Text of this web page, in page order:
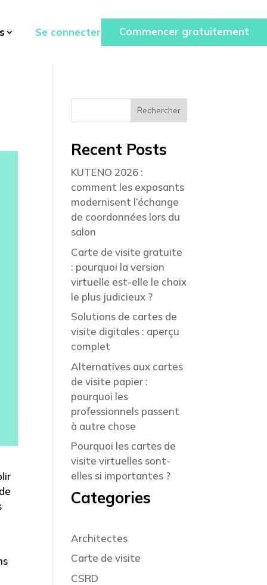
Se connecter Commencer gratuitement
Rechercher
Recent Posts
KUTENO 2026 :
comment les exposants
modernisent l’échange
de coordonnées lors du
salon
Carte de visite gratuite
: pourquoi la version
virtuelle est-elle le choix
le plus judicieux ?
Solutions de cartes de
visite digitales : aperçu
complet
Alternatives aux cartes
de visite papier :
pourquoi les
professionnels passent
à autre chose
Pourquoi les cartes de
visite virtuelles sont-
elles si importantes ?
Categories
Architectes
Carte de visite
CSRD